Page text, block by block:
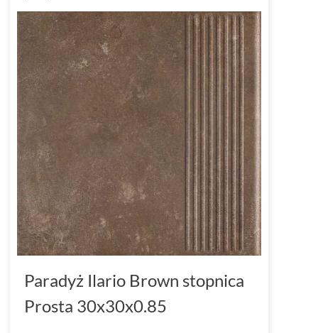
Paradyż Ilario Brown stopnica
Prosta 30x30x0.85